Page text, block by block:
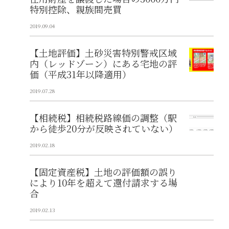
特別控除、親族間売買
2019.09.04
【土地評価】土砂災害特別警戒区域
内（レッドゾーン）にある宅地の評
価（平成31年以降適用）
2019.07.28
【相続税】相続税路線価の調整（駅
から徒歩20分が反映されていない）
2019.02.18
【固定資産税】土地の評価額の誤り
により10年を超えて還付請求する場
合
2019.02.13